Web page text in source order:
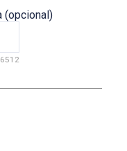
(opcional)